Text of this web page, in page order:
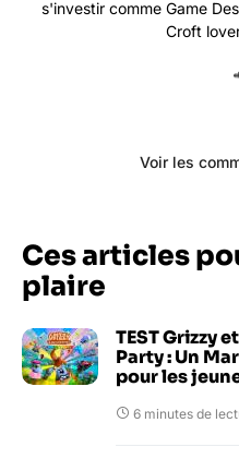
s'investir comme Game
Croft
Voir les
Ces articles
plaire
TEST Grizzy
Party : Un
pour les
6 minutes de